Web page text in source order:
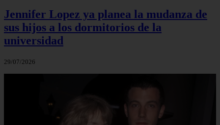
Jennifer Lopez ya planea la mudanza de
sus hijos a los dormitorios de la
universidad
29/07/2026